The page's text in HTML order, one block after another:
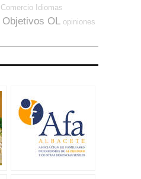
Comercio Idiomas
Objetivos OL opiniones